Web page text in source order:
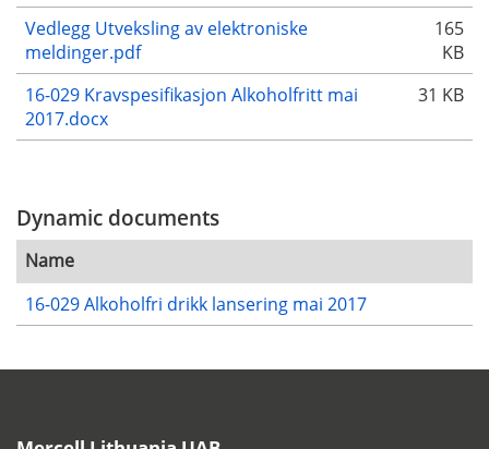
Vedlegg Utveksling av elektroniske
meldinger.pdf
165
KB
16-029 Kravspesifikasjon Alkoholfritt mai
2017.docx
31 KB
Dynamic documents
Name
16-029 Alkoholfri drikk lansering mai 2017